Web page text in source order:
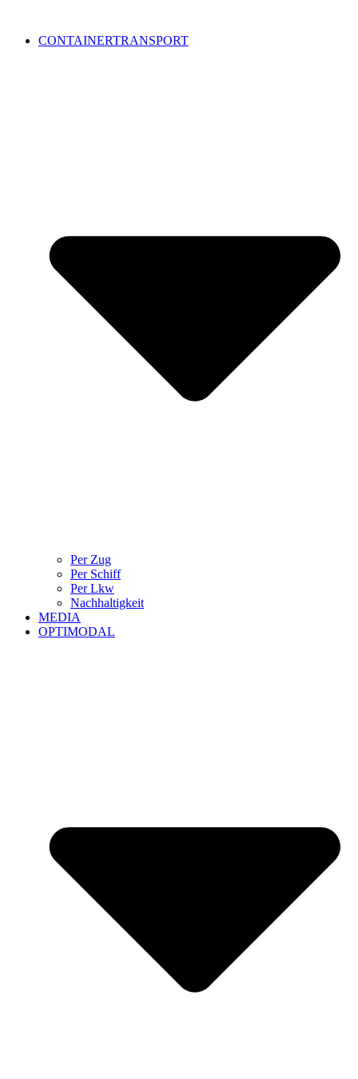
CONTAINERTRANSPORT
Per Zug
Per Schiff
Per Lkw
Nachhaltigkeit
MEDIA
OPTIMODAL